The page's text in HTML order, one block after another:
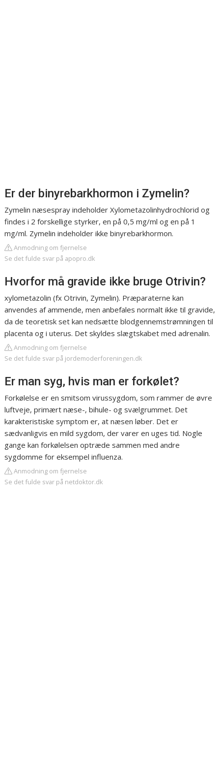
Er der binyrebarkhormon i Zymelin?
Zymelin næsespray indeholder Xylometazolinhydrochlorid og
findes i 2 forskellige styrker, en på 0,5 mg/ml og en på 1
mg/ml. Zymelin indeholder ikke binyrebarkhormon.
Anmodning om fjernelse
Se det fulde svar på apopro.dk
Hvorfor må gravide ikke bruge Otrivin?
xylometazolin (fx Otrivin, Zymelin). Præparaterne kan
anvendes af ammende, men anbefales normalt ikke til gravide,
da de teoretisk set kan nedsætte blodgennemstrømningen til
placenta og i uterus. Det skyldes slægtskabet med adrenalin.
Anmodning om fjernelse
Se det fulde svar på jordemoderforeningen.dk
Er man syg, hvis man er forkølet?
Forkølelse er en smitsom virussygdom, som rammer de øvre
luftveje, primært næse-, bihule- og svælgrummet. Det
karakteristiske symptom er, at næsen løber. Det er
sædvanligvis en mild sygdom, der varer en uges tid. Nogle
gange kan forkølelsen optræde sammen med andre
sygdomme for eksempel influenza.
Anmodning om fjernelse
Se det fulde svar på netdoktor.dk